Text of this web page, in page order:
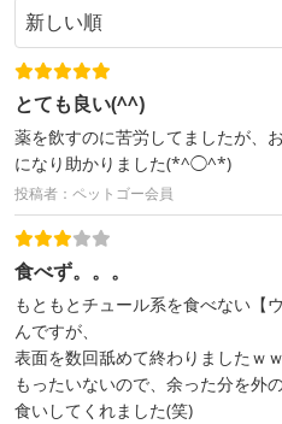
とても良い(^^)
薬を飲すのに苦労してましたが、
になり助かりました(*^◯^*)
投稿者：ペットゴー会員
食べず。。。
もともとチュール系を食べない【
んですが、
表面を数回舐めて終わりましたｗｗ
もったいないので、余った分を外
食いしてくれました(笑)